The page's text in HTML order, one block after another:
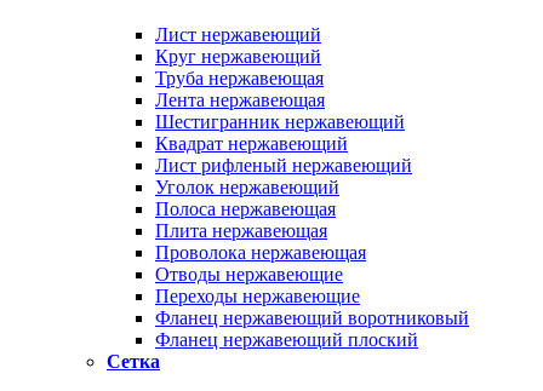
Лист нержавеющий
Круг нержавеющий
Труба нержавеющая
Лента нержавеющая
Шестигранник нержавеющий
Квадрат нержавеющий
Лист рифленый нержавеющий
Уголок нержавеющий
Полоса нержавеющая
Плита нержавеющая
Проволока нержавеющая
Отводы нержавеющие
Переходы нержавеющие
Фланец нержавеющий воротниковый
Фланец нержавеющий плоский
Сетка